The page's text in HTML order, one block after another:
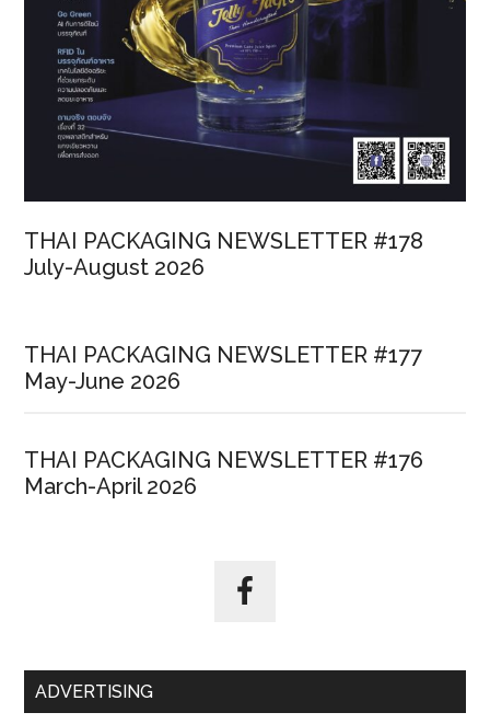
THAI PACKAGING NEWSLETTER #178
July-August 2026
THAI PACKAGING NEWSLETTER #177
May-June 2026
THAI PACKAGING NEWSLETTER #176
March-April 2026
ADVERTISING